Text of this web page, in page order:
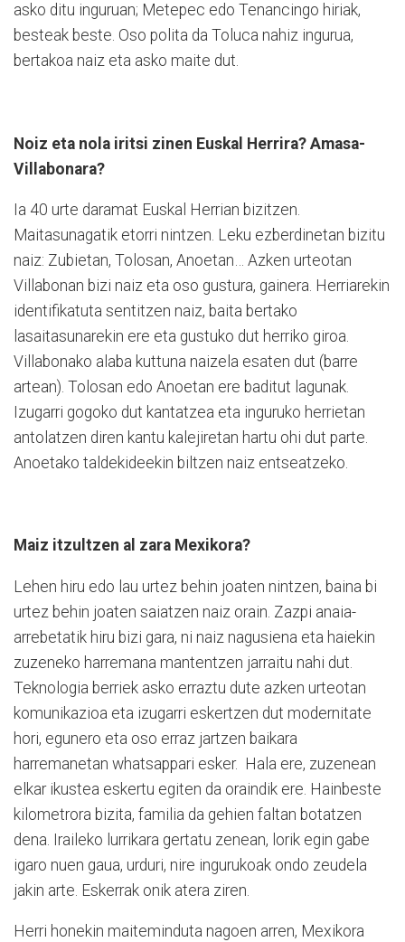
asko ditu inguruan; Metepec edo Tenancingo hiriak,
besteak beste. Oso polita da Toluca nahiz ingurua,
bertakoa naiz eta asko maite dut.
Noiz eta nola iritsi zinen Euskal Herrira? Amasa-
Villabonara?
Ia 40 urte daramat Euskal Herrian bizitzen.
Maitasunagatik etorri nintzen. Leku ezberdinetan bizitu
naiz: Zubietan, Tolosan, Anoetan… Azken urteotan
Villabonan bizi naiz eta oso gustura, gainera. Herriarekin
identifikatuta sentitzen naiz, baita bertako
lasaitasunarekin ere eta gustuko dut herriko giroa.
Villabonako alaba kuttuna naizela esaten dut (barre
artean). Tolosan edo Anoetan ere baditut lagunak.
Izugarri gogoko dut kantatzea eta inguruko herrietan
antolatzen diren kantu kalejiretan hartu ohi dut parte.
Anoetako taldekideekin biltzen naiz entseatzeko.
Maiz itzultzen al zara Mexikora?
Lehen hiru edo lau urtez behin joaten nintzen, baina bi
urtez behin joaten saiatzen naiz orain. Zazpi anaia-
arrebetatik hiru bizi gara, ni naiz nagusiena eta haiekin
zuzeneko harremana mantentzen jarraitu nahi dut.
Teknologia berriek asko erraztu dute azken urteotan
komunikazioa eta izugarri eskertzen dut modernitate
hori, egunero eta oso erraz jartzen baikara
harremanetan whatsappari esker. Hala ere, zuzenean
elkar ikustea eskertu egiten da oraindik ere. Hainbeste
kilometrora bizita, familia da gehien faltan botatzen
dena. Iraileko lurrikara gertatu zenean, lorik egin gabe
igaro nuen gaua, urduri, nire ingurukoak ondo zeudela
jakin arte. Eskerrak onik atera ziren.
Herri honekin maiteminduta nagoen arren, Mexikora